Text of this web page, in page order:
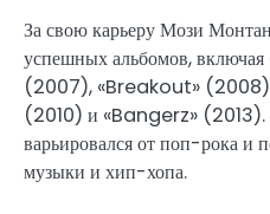
За свою карьеру Мози
успешных альбомов,
(2007), «Breakout»
(2010) и «Bangerz» (2013).
варьировался от поп-рока и
музыки и хип-хопа.